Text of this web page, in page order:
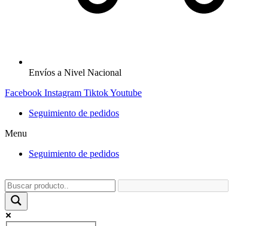
Envíos a Nivel Nacional
Facebook Instagram TiktokYoutube
Seguimiento de pedidos
Menu
Seguimiento de pedidos